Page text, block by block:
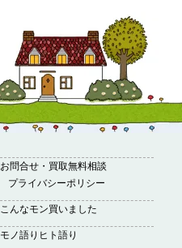
お問合せ・買取無料相談
プライバシーポリシー
こんなモン買いました
モノ語りヒト語り